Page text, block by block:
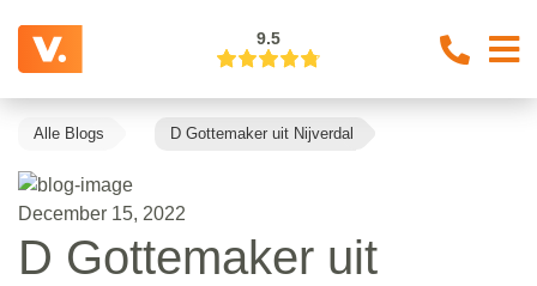
9.5
Alle Blogs D Gottemaker uit Nijverdal
December 15, 2022
D Gottemaker uit